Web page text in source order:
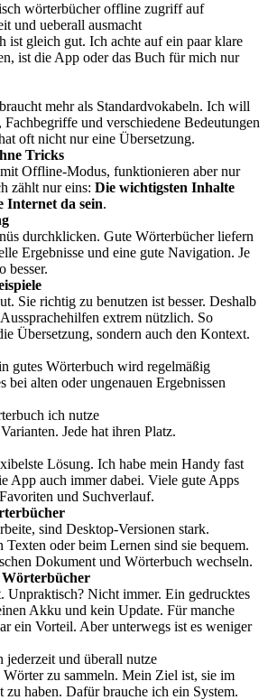
wörterbücher offline zugriff auf
und ueberall ausmacht
ist gleich gut. Ich achte auf ein paar klare
ist die App oder das Buch für mich nur
mehr als Standardvokabeln. Ich will
und verschiedene Bedeutungen
oft nicht nur eine Übersetzung.
Tricks
Offline-Modus, funktionieren aber nur
zählt nur eins: Die wichtigsten Inhalte
Internet da sein.
durchklicken. Gute Wörterbücher liefern
Ergebnisse und eine gute Navigation. Je
besser.
Sie richtig zu benutzen ist besser. Deshalb
extrem nützlich. So
Übersetzung, sondern auch den Kontext.
gutes Wörterbuch wird regelmäßig
bei alten oder ungenauen Ergebnissen
ich nutze
Jede hat ihren Platz.
Lösung. Ich habe mein Handy fast
App auch immer dabei. Viele gute Apps
und Suchverlauf.
sind Desktop-Versionen stark.
Texten oder beim Lernen sind sie bequem.
Dokument und Wörterbuch wechseln.
Wörterbücher
Unpraktisch? Nicht immer. Ein gedrucktes
Akku und kein Update. Für manche
ein Vorteil. Aber unterwegs ist es weniger
jederzeit und überall nutze
zu sammeln. Mein Ziel ist, sie im
zu haben. Dafür brauche ich ein System.